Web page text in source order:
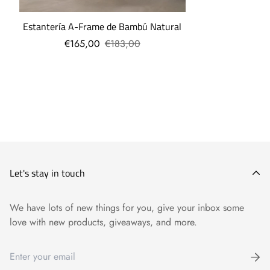
Estantería A-Frame de Bambú Natural
€165,00 €183,00
Let's stay in touch
We have lots of new things for you, give your inbox some
love with new products, giveaways, and more.